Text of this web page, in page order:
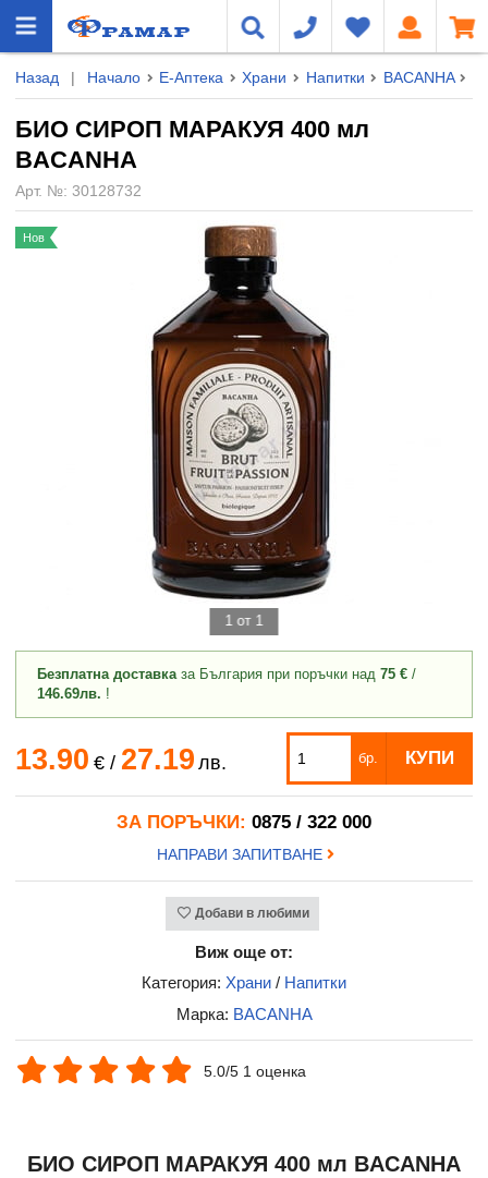
Назад | Начало Е-Аптека Храни Напитки BACANHA
БИО СИРОП МАРАКУЯ 400 мл
BACANHA
Арт. №: 30128732
1 от 1
Нов
Безплатна доставказа България при поръчки над 75 € /
146.69лв. !
13.90 €/ 27.19 лв. бр. КУПИ
ЗА ПОРЪЧКИ: 0875 / 322 000
НАПРАВИ ЗАПИТВАНЕ
Добави в любими
Виж още от:
Категория: Храни / Напитки
Марка: BACANHA
5.0/5 1 оценка
БИО СИРОП МАРАКУЯ 400 мл BACANHA